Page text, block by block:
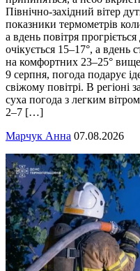
Північно-західний вітер
показники термометрів
а вдень повітря
очікується 15–17°, а вдень
на комфортних 23–25°
9 серпня, погода подарує
свіжому повітрі. В регіоні
суха погода з легким
2–7 […]
Марчук Анна 07.08.2026